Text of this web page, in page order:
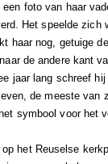
foto van haar
Het speelde zich
haar nog, getuige
de andere kant
jaar lang schreef
de meeste van
symbool voor het
het Reuselse